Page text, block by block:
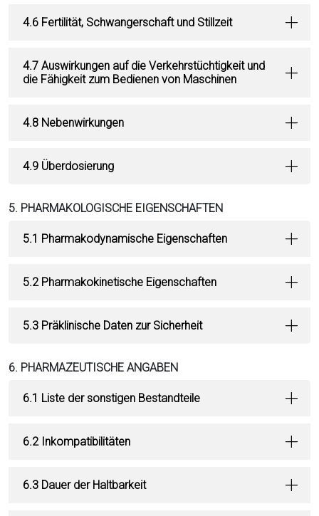
4.6 Fertilität, Schwangerschaft und Stillzeit
4.7 Auswirkungen auf die Verkehrstüchtigkeit und
die Fähigkeit zum Bedienen von Maschinen
4.8 Nebenwirkungen
4.9 Überdosierung
5. PHARMAKOLOGISCHE EIGENSCHAFTEN
5.1 Pharmakodynamische Eigenschaften
5.2 Pharmakokinetische Eigenschaften
5.3 Präklinische Daten zur Sicherheit
6. PHARMAZEUTISCHE ANGABEN
6.1 Liste der sonstigen Bestandteile
6.2 Inkompatibilitäten
6.3 Dauer der Haltbarkeit